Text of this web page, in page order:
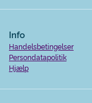
Info
Handelsbetingelser
Persondatapolitik
Hjælp